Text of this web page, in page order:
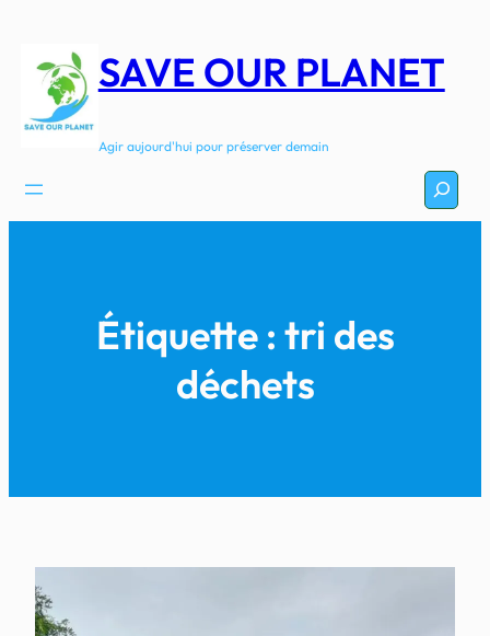
contenu
SAVE OUR PLANET
Agir aujourd'hui pour préserver demain
Étiquette : tri des
déchets